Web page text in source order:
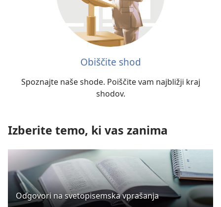
Obiščite shod
Spoznajte naše shode. Poiščite vam najbližji kraj
shodov.
Izberite temo, ki vas zanima
Odgovori na svetopisemska vprašanja